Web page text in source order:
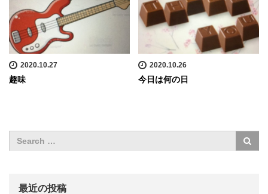
2020.10.27
趣味
2020.10.26
今日は何の日
最近の投稿